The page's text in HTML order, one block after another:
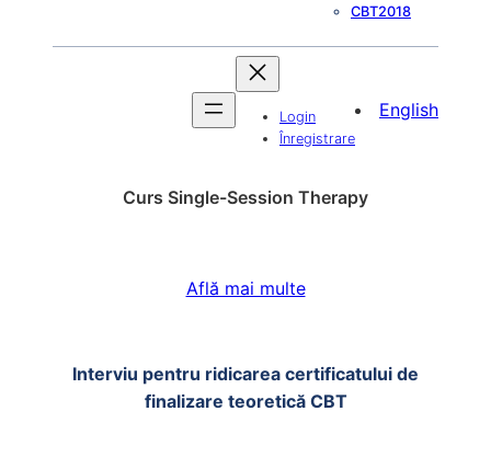
CBT2018
Login
Înregistrare
English
Curs Single-Session Therapy
Află mai multe
Interviu pentru ridicarea certificatului de
finalizare teoretică CBT